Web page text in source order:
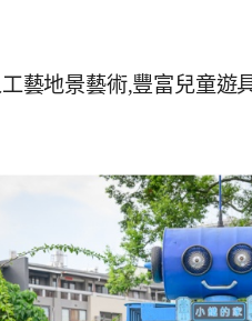
藝地景藝術,豐富兒童遊